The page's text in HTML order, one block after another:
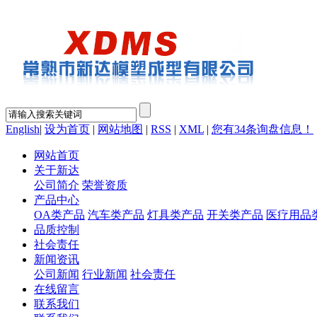
English| 设为首页 | 网站地图 | RSS | XML | 您有34条询盘信息！
网站首页
关于新达
公司简介 荣誉资质
产品中心
OA类产品 汽车类产品 灯具类产品 开关类产品 医疗用品
品质控制
社会责任
新闻资讯
公司新闻 行业新闻 社会责任
在线留言
联系我们